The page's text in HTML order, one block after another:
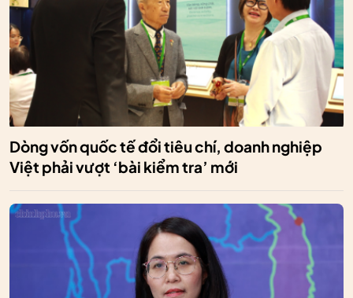
Dòng vốn quốc tế đổi tiêu chí, doanh nghiệp
Việt phải vượt ‘bài kiểm tra’ mới